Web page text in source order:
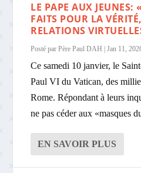
LE PAPE AUX JEUNES:
FAITS POUR LA
RELATIONS
Posté parPère Paul DAH |Jan 11,
Ce samedi 10 janvier, le
Paul VI du Vatican, des
Rome. Répondant à leurs
ne pas céder aux «masques
EN SAVOIR PLUS